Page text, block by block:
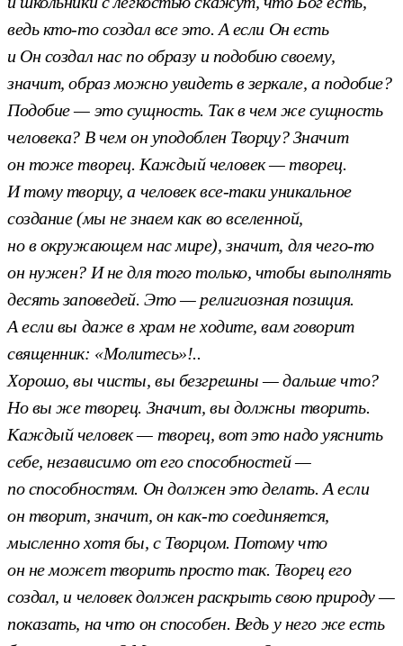
ведь кто-то создал все это. А если Он есть
и Он создал нас по образу и подобию своему,
значит, образ можно увидеть в зеркале, а подобие?
Подобие — это сущность. Так в чем же сущность
человека? В чем он уподоблен Творцу? Значит
он тоже творец. Каждый человек — творец.
И тому творцу, а человек все-таки уникальное
создание (мы не знаем как во вселенной,
но в окружающем нас мире), значит, для чего-то
он нужен? И не для того только, чтобы выполнять
десять заповедей. Это — религиозная позиция.
А если вы даже в храм не ходите, вам говорит
священник: «Молитесь»!..
Хорошо, вы чисты, вы безгрешны — дальше что?
Но вы же творец. Значит, вы должны творить.
Каждый человек — творец, вот это надо уяснить
себе, независимо от его способностей —
по способностям. Он должен это делать. А если
он творит, значит, он как-то соединяется,
мысленно хотя бы, с Творцом. Потому что
он не может творить просто так. Творец его
создал, и человек должен раскрыть свою природу —
показать, на что он способен. Ведь у него же есть